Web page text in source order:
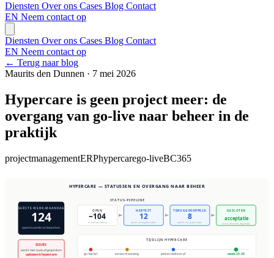
Diensten Over ons Cases Blog Contact
EN Neem contact op
Diensten Over ons Cases Blog Contact
EN Neem contact op
← Terug naar blog
Maurits den Dunnen · 7 mei 2026
Hypercare is geen project meer: de
overgang van go-live naar beheer in de
praktijk
projectmanagementERPhypercarego-liveBC365